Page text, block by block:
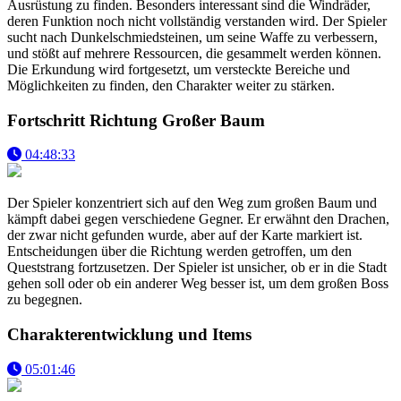
Ausrüstung zu finden. Besonders interessant sind die Windräder,
deren Funktion noch nicht vollständig verstanden wird. Der Spieler
sucht nach Dunkelschmiedsteinen, um seine Waffe zu verbessern,
und stößt auf mehrere Ressourcen, die gesammelt werden können.
Die Erkundung wird fortgesetzt, um versteckte Bereiche und
Möglichkeiten zu finden, den Charakter weiter zu stärken.
Fortschritt Richtung Großer Baum
04:48:33
Der Spieler konzentriert sich auf den Weg zum großen Baum und
kämpft dabei gegen verschiedene Gegner. Er erwähnt den Drachen,
der zwar nicht gefunden wurde, aber auf der Karte markiert ist.
Entscheidungen über die Richtung werden getroffen, um den
Queststrang fortzusetzen. Der Spieler ist unsicher, ob er in die Stadt
gehen soll oder ob ein anderer Weg besser ist, um dem großen Boss
zu begegnen.
Charakterentwicklung und Items
05:01:46